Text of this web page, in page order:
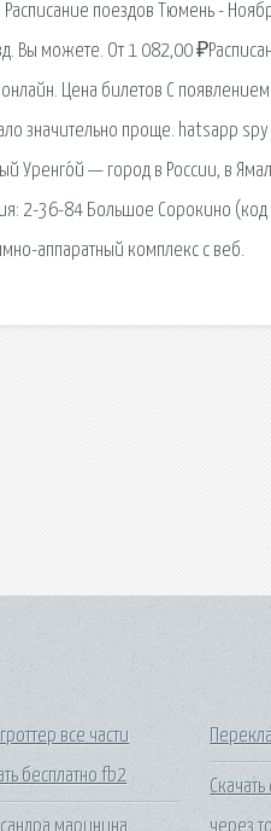
поездов Тюмень -
Вы можете. От 1 082,00
Цена билетов С
значительно проще. hatsapp spy
Уренго́й — город в России, в
2-36-84 Большое Сорокино
аппаратный комплекс с веб.
гроттер все части
бесплатно fb2